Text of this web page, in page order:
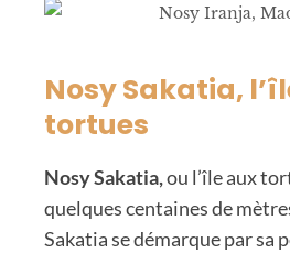
Nosy Sakatia,
tortues
Nosy Sakatia,ou l’île aux
quelques centaines de
Sakatia se démarque par sa